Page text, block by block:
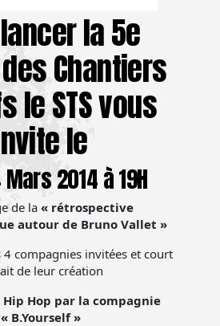
la 5e
Chantiers
le STS vous
le
2014 à 19H
de la « rétrospective
autour de Bruno Vallet »
4 compagnies invitées et court
de leur création
Hop par la compagnie
« B.Yourself »